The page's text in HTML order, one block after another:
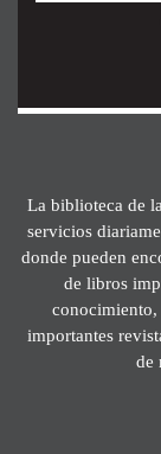
La biblioteca de
servicios
donde pueden
de libros
conocimiento,
importantes
de